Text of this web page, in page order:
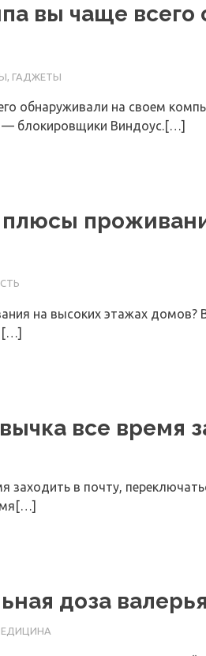
вы чаще
ГАДЖЕТЫ
обнаруживали на своем
блокировщики Виндоус.[…]
плюсы
на высоких этажах
все время
заходить в почту,
доза